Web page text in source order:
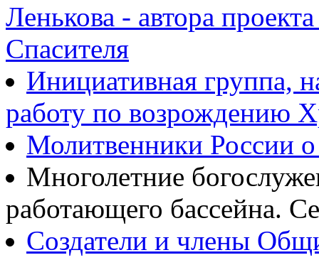
Ленькова - автора
Спасителя
Инициативная группа,
работу по возрождению
Молитвенники России
Многолетние
работающего бассейна.
Создатели и члены